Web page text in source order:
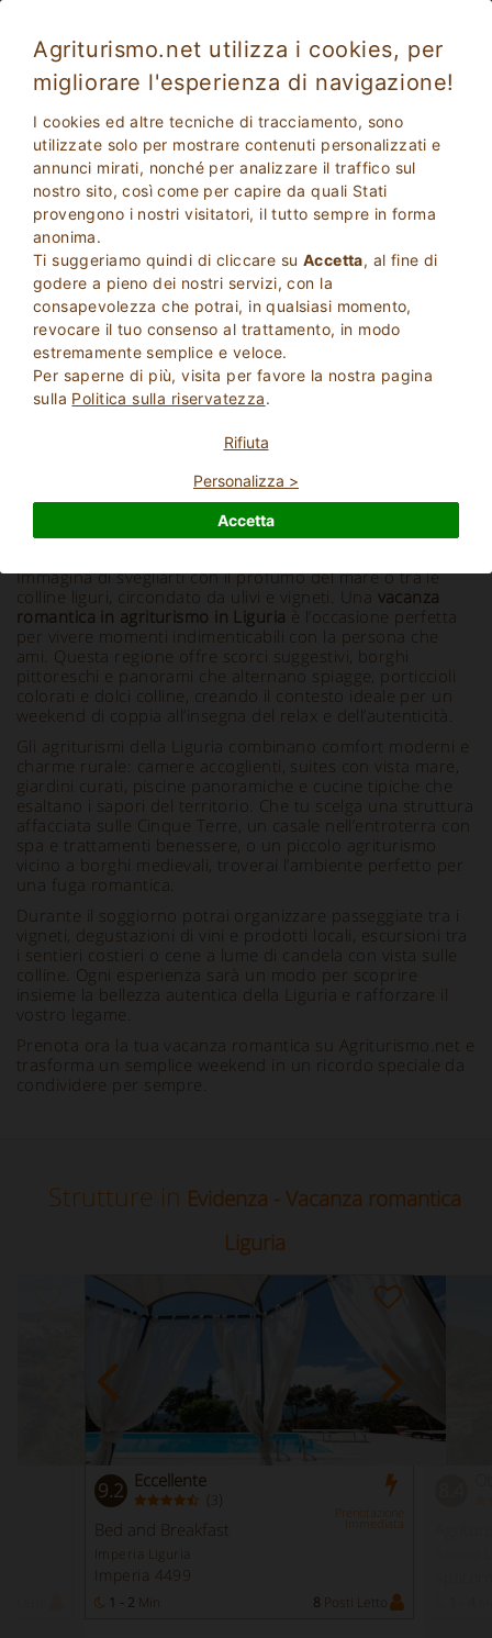
Agriturismo.net utilizza i cookies, per
migliorare l'esperienza di navigazione!
I cookies ed altre tecniche di tracciamento, sono
utilizzate solo per mostrare contenuti personalizzati e
annunci mirati, nonché per analizzare il traffico sul
nostro sito, così come per capire da quali Stati
provengono i nostri visitatori, il tutto sempre in forma
anonima.
Ti suggeriamo quindi di cliccare su Accetta, al fine di
godere a pieno dei nostri servizi, con la
consapevolezza che potrai, in qualsiasi momento,
revocare il tuo consenso al trattamento, in modo
estremamente semplice e veloce.
Per saperne di più, visita per favore la nostra pagina
sulla Politica sulla riservatezza.
Rifiuta
Personalizza >
Accetta
Atmosfera autentica per una fuga di coppia
2Adulti
0Bambini CERCA
Info e Descrizione
Immagina di svegliarti con il profumo del mare o tra le
colline liguri, circondato da ulivi e vigneti. Una vacanza
romantica in agriturismo in Liguria è l’occasione perfetta
per vivere momenti indimenticabili con la persona che
ami. Questa regione offre scorci suggestivi, borghi
pittoreschi e panorami che alternano spiagge, porticcioli
colorati e dolci colline, creando il contesto ideale per un
weekend di coppia all’insegna del relax e dell’autenticità.
Gli agriturismi della Liguria combinano comfort moderni e
charme rurale: camere accoglienti, suites con vista mare,
giardini curati, piscine panoramiche e cucine tipiche che
esaltano i sapori del territorio. Che tu scelga una struttura
affacciata sulle Cinque Terre, un casale nell’entroterra con
spa e trattamenti benessere, o un piccolo agriturismo
vicino a borghi medievali, troverai l’ambiente perfetto per
una fuga romantica.
Durante il soggiorno potrai organizzare passeggiate tra i
vigneti, degustazioni di vini e prodotti locali, escursioni tra
i sentieri costieri o cene a lume di candela con vista sulle
colline. Ogni esperienza sarà un modo per scoprire
insieme la bellezza autentica della Liguria e rafforzare il
vostro legame.
Prenota ora la tua vacanza romantica su Agriturismo.net e
trasforma un semplice weekend in un ricordo speciale da
condividere per sempre.
Strutture in Evidenza - Vacanza romantica
Liguria
9.2 Eccellente
( 3 )
Prenotazione
Immediata
Bed and Breakfast
Imperia Liguria
Imperia 4499
1 - 2 Min 8 Posti Letto